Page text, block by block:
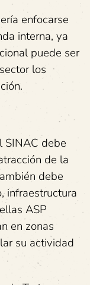
enfocarse
interna, ya
puede ser
los
SINAC debe
de la
debe
infraestructura
ASP
en zonas
su actividad